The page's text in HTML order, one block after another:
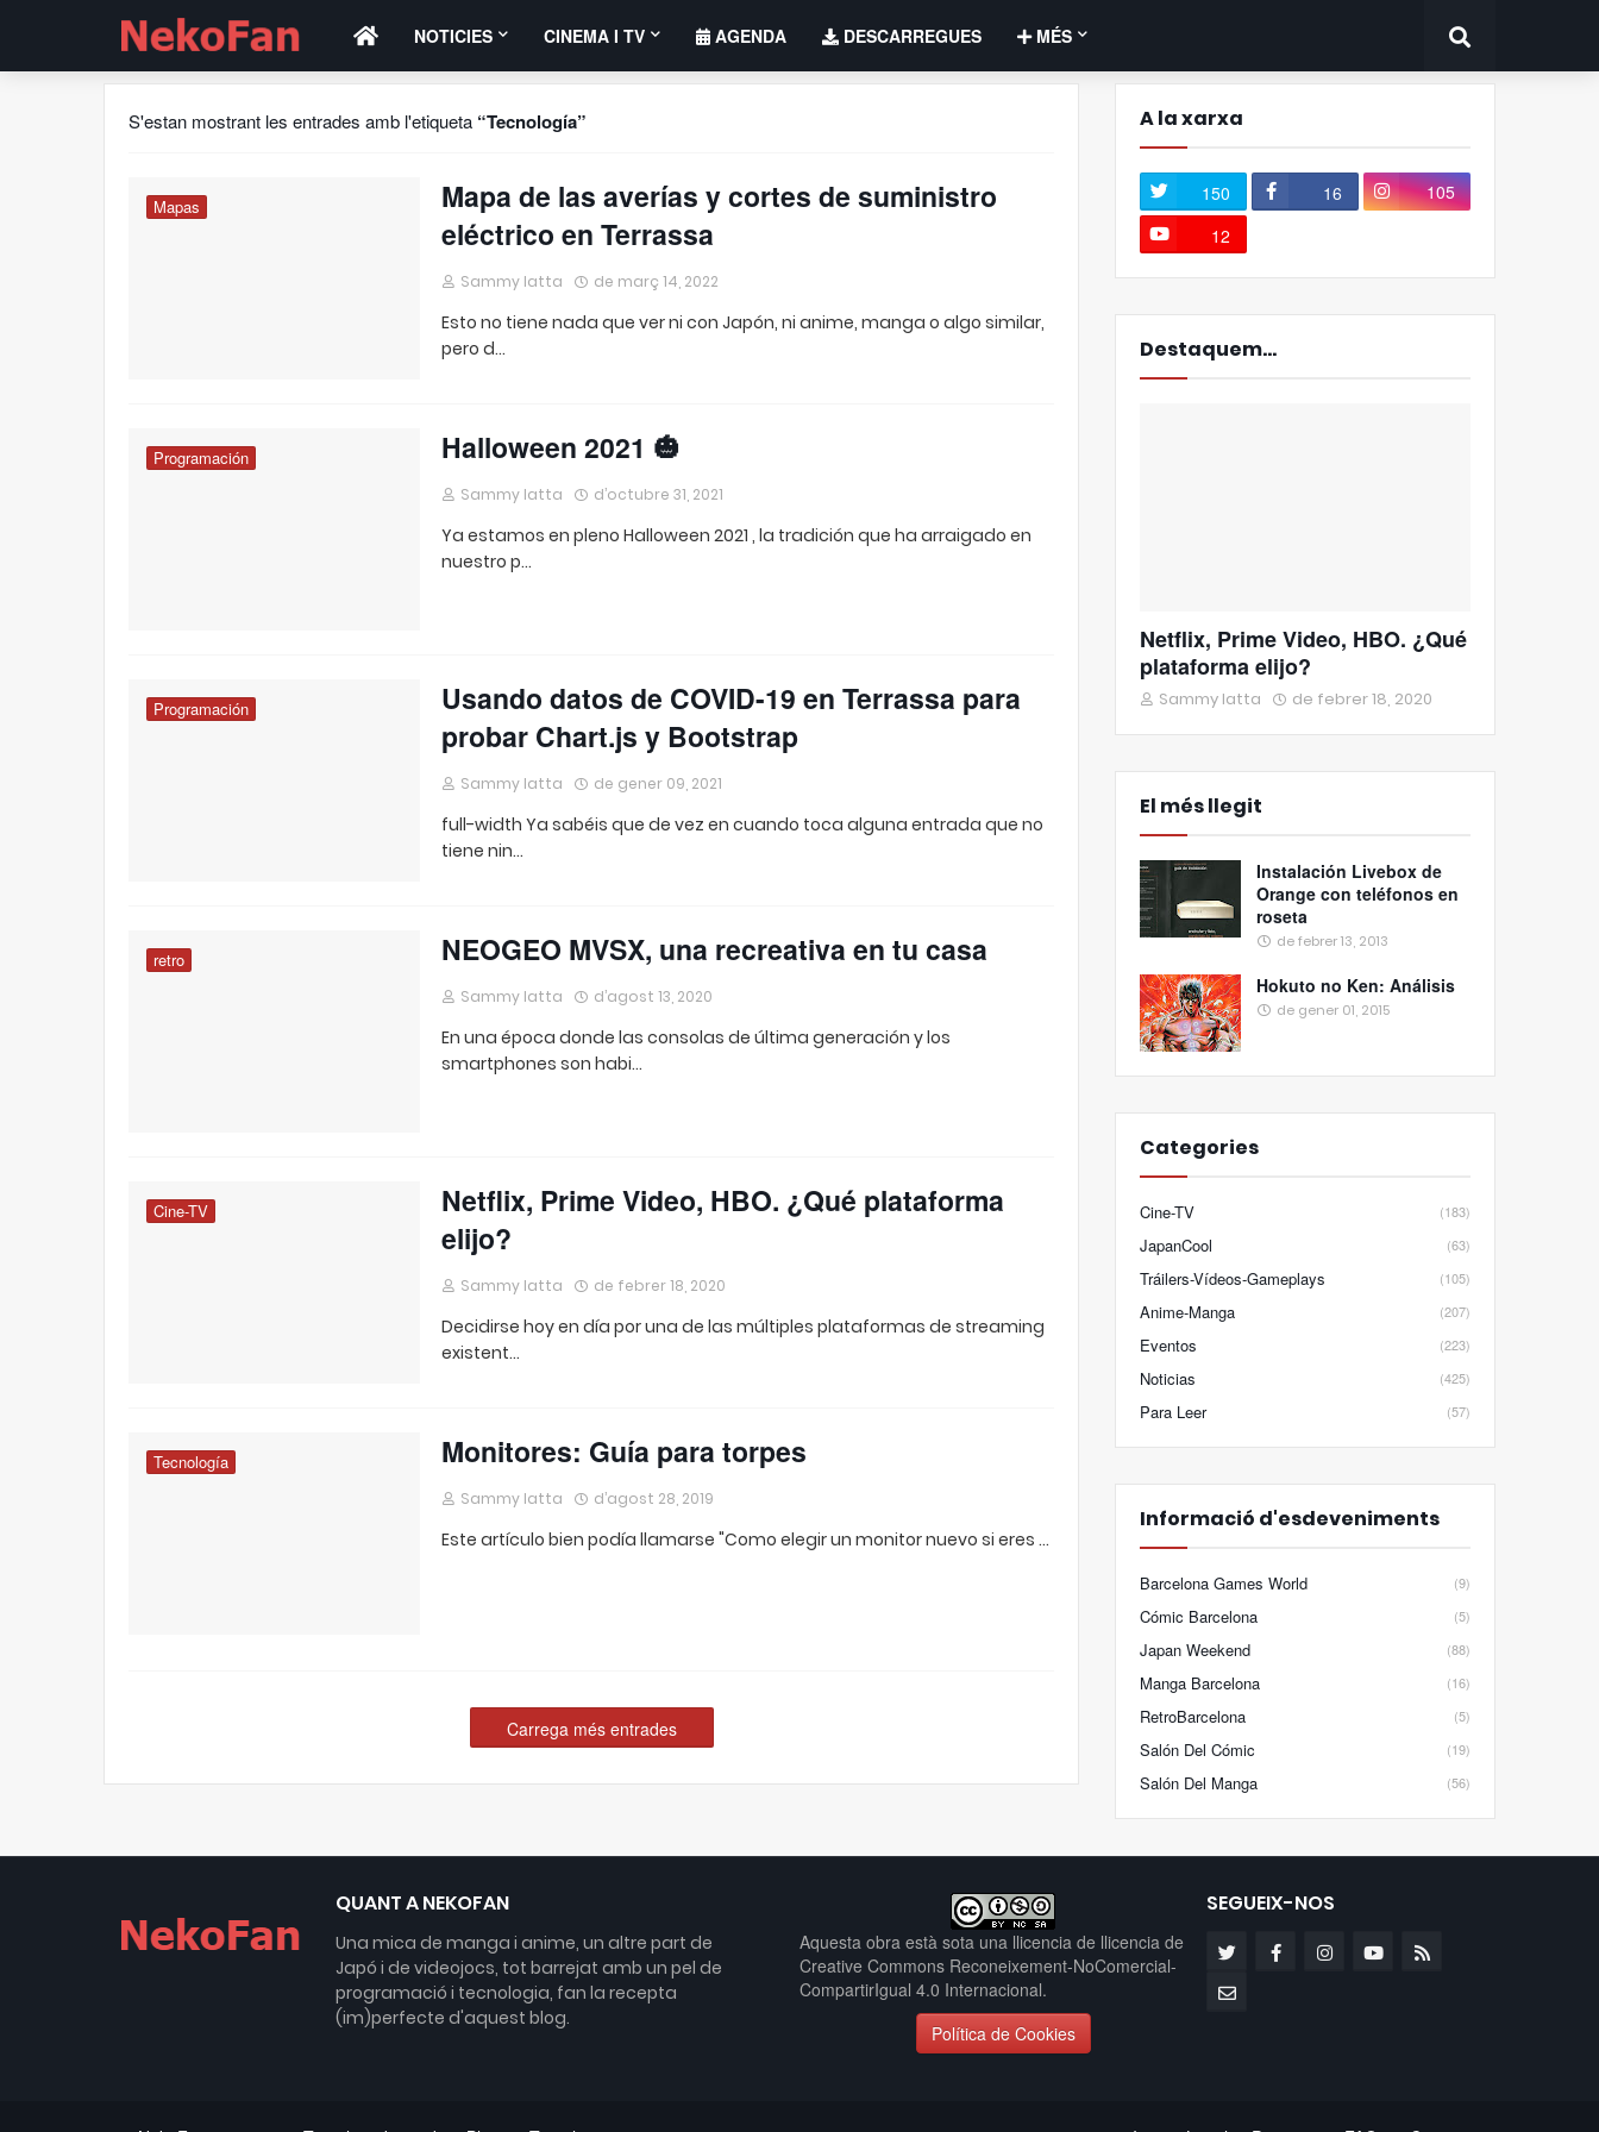
NOTICIES CINEMA I TV AGENDA DESCARREGUES MÉS
S'estan mostrant les entrades amb l'etiqueta Tecnología
Mapas
Mapa de las averías y cortes de suministro
eléctrico en Terrassa
Sammy Iatta de març 14, 2022
Esto no tiene nada que ver ni con Japón, ni anime, manga o algo similar,
pero d…
Programación Halloween 2021 🎃
Sammy Iatta d’octubre 31, 2021
Ya estamos en pleno Halloween 2021 , la tradición que ha arraigado en
nuestro p…
Programación
Usando datos de COVID-19 en Terrassa para
probar Chart.js y Bootstrap
Sammy Iatta de gener 09, 2021
full-width Ya sabéis que de vez en cuando toca alguna entrada que no
tiene nin…
retro NEOGEO MVSX, una recreativa en tu casa
Sammy Iatta d’agost 13, 2020
En una época donde las consolas de última generación y los
smartphones son habi…
Cine-TV
Netflix, Prime Video, HBO. ¿Qué plataforma
elijo?
Sammy Iatta de febrer 18, 2020
Decidirse hoy en día por una de las múltiples plataformas de streaming
existent…
Tecnología Monitores: Guía para torpes
Sammy Iatta d’agost 28, 2019
Este artículo bien podía llamarse "Como elegir un monitor nuevo si eres …
Carrega més entrades
A la xarxa
150 16
105
12
Destaquem...
Netflix, Prime Video, HBO. ¿Qué
plataforma elijo?
Sammy Iatta de febrer 18, 2020
El més llegit
Instalación Livebox de
Orange con teléfonos en
roseta
de febrer 13, 2013
Hokuto no Ken: Análisis
de gener 01, 2015
Categories
Cine-TV (183)
JapanCool (63)
Tráilers-Vídeos-Gameplays (105)
Anime-Manga (207)
Eventos (223)
Noticias (425)
Para Leer (57)
Informació d'esdeveniments
Barcelona Games World (9)
Cómic Barcelona (5)
Japan Weekend (88)
Manga Barcelona (16)
RetroBarcelona (5)
Salón Del Cómic (19)
Salón Del Manga (56)
QUANT A NEKOFAN
Una mica de manga i anime, un altre part de
Japó i de videojocs, tot barrejat amb un pel de
programació i tecnologia, fan la recepta
(im)perfecte d'aquest blog.
Aquesta obra està sota una llicencia de llicencia de
Creative Commons Reconeixement-NoComercial-
CompartirIgual 4.0 Internacional.
Política de Cookies
SEGUEIX-NOS